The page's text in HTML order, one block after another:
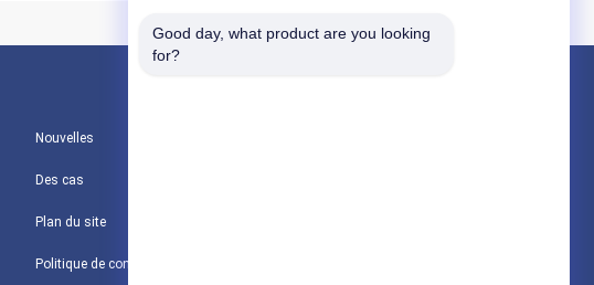
Nouvelles
Des cas
Plan du site
Good day, what product are you looking
for?